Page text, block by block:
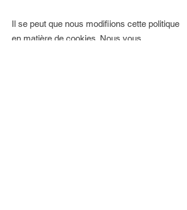
Il se peut que nous modifiions cette politique
en matière de cookies. Nous vous